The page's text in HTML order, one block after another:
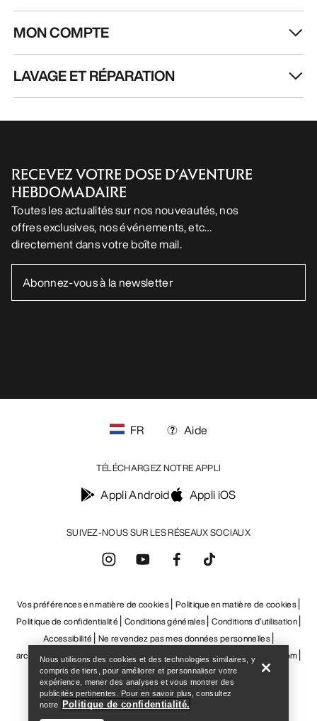
Help
MON COMPTE
LAVAGE ET RÉPARATION
RECEVEZ VOTRE DOSE D’AVENTURE
HEBDOMADAIRE
Toutes les actualités sur nos nouveautés, nos
offres exclusives, nos événements, etc…
directement dans votre boîte mail.
SUIVEZ-NOUS SUR LES RÉSEAUX SOCIAUX
FR Aide
TÉLÉCHARGEZ NOTRE APPLI
Appli Android Appli iOS
Vos préférences en matière de cookies Politique en matière de cookies
Politique de confidentialité Conditions générales Conditions d’utilisation
Accessibilité Ne revendez pas mes données personnelles
arcteryx.com outlet.arcteryx.com blog.arcteryx.com leaf.arcteryx.com
https://resale.arcteryx.ca Arc'teryx - an Amer Sports Brand
Nous utilisons des cookies et des technologies similaires, y
compris de tiers, pour améliorer et personnaliser votre
expérience, mener des analyses et vous montrer des
publicités pertinentes. Pour en savoir plus, consultez
notre
Politique de confidentialité.